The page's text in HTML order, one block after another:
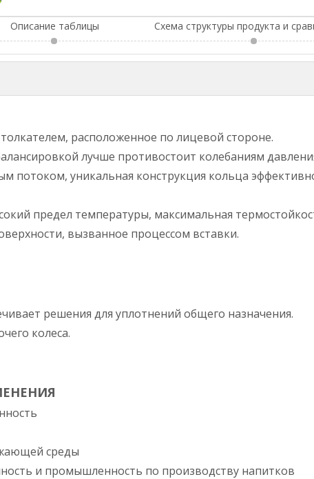
Описание таблицы
расположенное по лицевой стороне.
лучше противостоит колебаниям
потоком, уникальная конструкция кольца
предел температуры, максимальная
вызванное процессом вставки.
решения для уплотнений общего назначения.
колеса.
среды
и промышленность по производству напитков